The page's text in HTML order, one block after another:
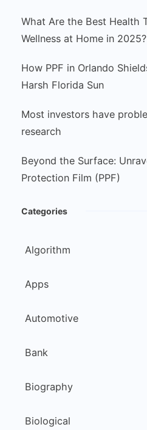
What Are the Best Health
Wellness at Home in 2025?
How PPF in Orlando
Harsh Florida Sun
Most investors have
research
Beyond the Surface:
Protection Film (PPF)
Categories
Algorithm
Apps
Automotive
Bank
Biography
Biological